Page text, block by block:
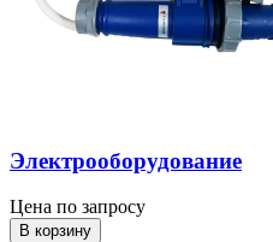
Электрооборудование
Цена по запросу
В корзину